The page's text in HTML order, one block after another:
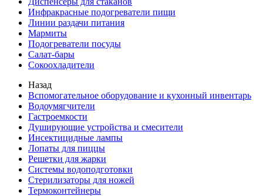
Инфракрасные подогреватели пищи
Линии раздачи питания
Мармиты
Подогреватели посуды
Салат-бары
Сокоохладители
Назад
Вспомогательное оборудование и кухонный инвентарь
Водоумягчители
Гастроемкости
Душирующие устройства и смесители
Инсектицидные лампы
Лопаты для пиццы
Решетки для жарки
Системы водоподготовки
Стерилизаторы для ножей
Термоконтейнеры